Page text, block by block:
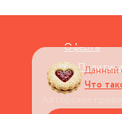
Оферта
Данный
Что